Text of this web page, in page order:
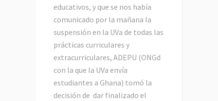
educativos, y que se nos había
comunicado por la mañana la
suspensión en la UVa de todas las
prácticas curriculares y
extracurriculares, ADEPU (ONGd
con la que la UVa envía
estudiantes a Ghana) tomó la
decisión de dar finalizado el